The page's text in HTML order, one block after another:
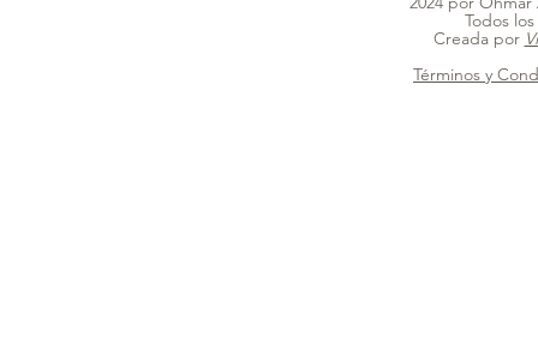
Todos
Creada por
Términos y